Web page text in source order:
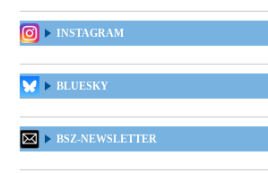
INSTAGRAM
BLUESKY
BSZ-NEWSLETTER